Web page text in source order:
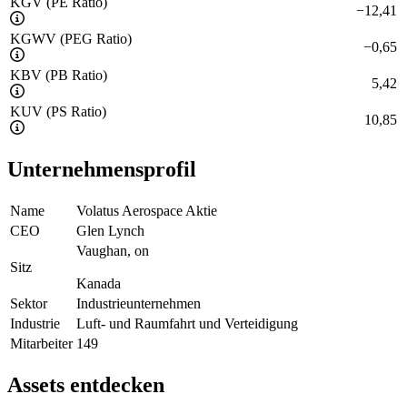
−12,41
KGWV (PEG Ratio)
−0,65
KBV (PB Ratio)
5,42
KUV (PS Ratio)
10,85
Unternehmensprofil
Name
Volatus Aerospace Aktie
CEO
Glen Lynch
Sitz
Vaughan, on
Kanada
Sektor
Industrieunternehmen
Industrie
Luft- und Raumfahrt und Verteidigung
Mitarbeiter 149
Assets entdecken